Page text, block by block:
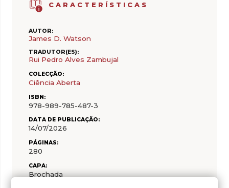
CARACTERÍSTICAS
AUTOR:
James D. Watson
TRADUTOR(ES):
Rui Pedro Alves Zambujal
COLECÇÃO:
Ciência Aberta
ISBN:
978-989-785-487-3
DATA DE PUBLICAÇÃO:
14/07/2026
PÁGINAS:
280
CAPA:
Brochada